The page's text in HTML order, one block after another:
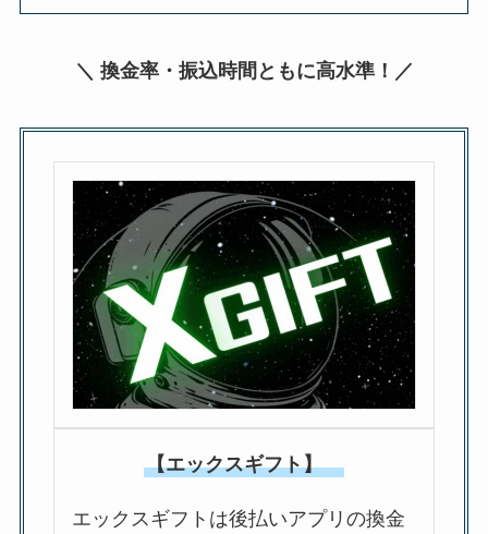
＼ 換金率・振込時間ともに高水準！／
【エックスギフト】
エックスギフトは後払いアプリの換金